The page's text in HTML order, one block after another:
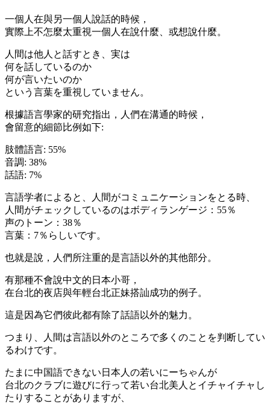
一個人在與另一個人說話的時候，
實際上不怎麼太重視一個人在說什麼、或想說什麼。
人間は他人と話すとき、実は
何を話しているのか
何が言いたいのか
という言葉を重視していません。
根據語言學家的研究指出，人們在溝通的時候，
會留意的細節比例如下:
肢體語言: 55%
音調: 38%
話語: 7%
言語学者によると、人間がコミュニケーションをとる時、
人間がチェックしているのはボディランゲージ：55％
声のトーン：38％
言葉：7％らしいです。
也就是說，人們所注重的是言語以外的其他部分。
有那種不會說中文的日本小哥，
在台北的夜店與年輕台北正妹搭訕成功的例子。
這是因為它們彼此都有除了話語以外的魅力。
つまり、人間は言語以外のところで多くのことを判断してい
るわけです。
たまに中国語できない日本人の若いにーちゃんが
台北のクラブに遊びに行って若い台北美人とイチャイチャし
たりすることがありますが、